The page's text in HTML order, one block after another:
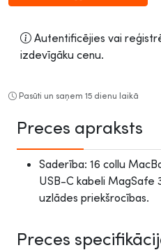
Autentificējies vai
izdevīgāku cenu.
Pasūti un saņem 15 dienu laikā
Preces apraksts
Saderība: 16 collu
USB-C kabeli MagSafe
uzlādes priekšrocības.
Preces